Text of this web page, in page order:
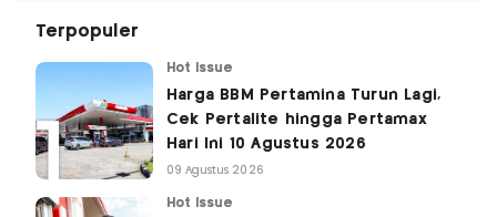
Terpopuler
Hot Issue
Harga BBM Pertamina Turun Lagi,
Cek Pertalite hingga Pertamax
Hari Ini 10 Agustus 2026
09 Agustus 2026
Hot Issue